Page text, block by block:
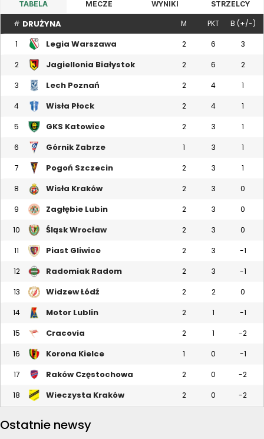
TABELA MECZE WYNIKI STRZELCY
# DRUŻYNA M PKT B (+/-)
1 Legia Warszawa 2 6 3
2 Jagiellonia Białystok 2 6 2
3 Lech Poznań 2 4 1
4 Wisła Płock 2 4 1
5 GKS Katowice 2 3 1
6 Górnik Zabrze 1 3 1
7 Pogoń Szczecin 2 3 1
8 Wisła Kraków 2 3 0
9 Zagłębie Lubin 2 3 0
10 Śląsk Wrocław 2 3 0
11 Piast Gliwice 2 3 -1
12 Radomiak Radom 2 3 -1
13 Widzew Łódź 2 2 0
14 Motor Lublin 2 1 -1
15 Cracovia 2 1 -2
16 Korona Kielce 1 0 -1
17 Raków Częstochowa 2 0 -2
18 Wieczysta Kraków 2 0 -2
Ostatnie newsy